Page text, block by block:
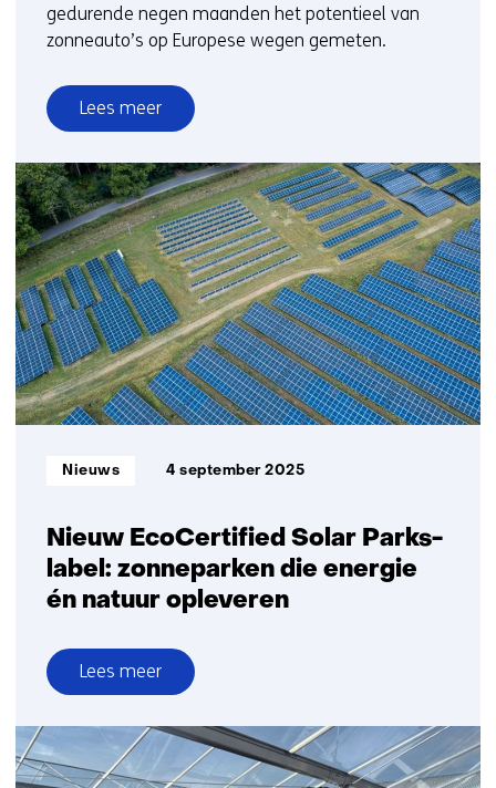
gedurende negen maanden het potentieel van
zonneauto’s op Europese wegen gemeten.
Lees meer
over
Praktijkmetingen
bevestigen
potentieel
zonneauto’s
Nieuw EcoCertified Solar Parks-
label: zonneparken die energie
én natuur opleveren
Informatietype:
Nieuws 4 september 2025
Lees meer
over
Nieuw
EcoCertified
Solar